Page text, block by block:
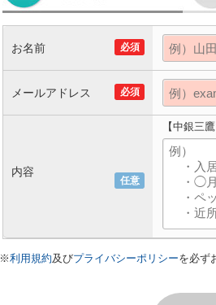
必須
お名前
必須
メールアドレス
任意
内容
【中銀三
※利用規約及びプライバシーポリシーを必ず